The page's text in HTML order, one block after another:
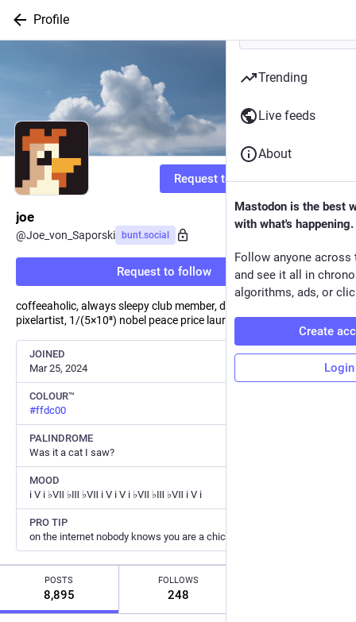
Profile
Request to follow
joe
@Joe_von_Saporski bunt.social
Request to follow
coffeeaholic, always sleepy club member, discordian pope,
pixelartist, 1/(5×10⁸) nobel peace price laureate 2012
JOINED
Mar 25, 2024
COLOUR™
#ffdc00
PALINDROME
Was it a cat I saw?
MOOD
ⅰ Ⅴ ⅰ ♭Ⅶ ♭Ⅲ ♭Ⅶ ⅰ Ⅴ ⅰ Ⅴ ⅰ ♭Ⅶ ♭Ⅲ ♭Ⅶ ⅰ Ⅴ ⅰ
PRO TIP
on the internet nobody knows you are a chicken
POSTS
8,895
FOLLOWS
248
Trending
Live feeds
About
Mastodon is the best
with what's happening.
Follow anyone across
and see it all in
algorithms, ads, or
Create
Login